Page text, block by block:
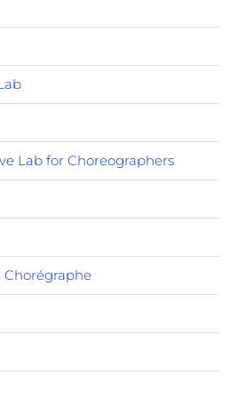
Lab for Choreographers
Chorégraphe